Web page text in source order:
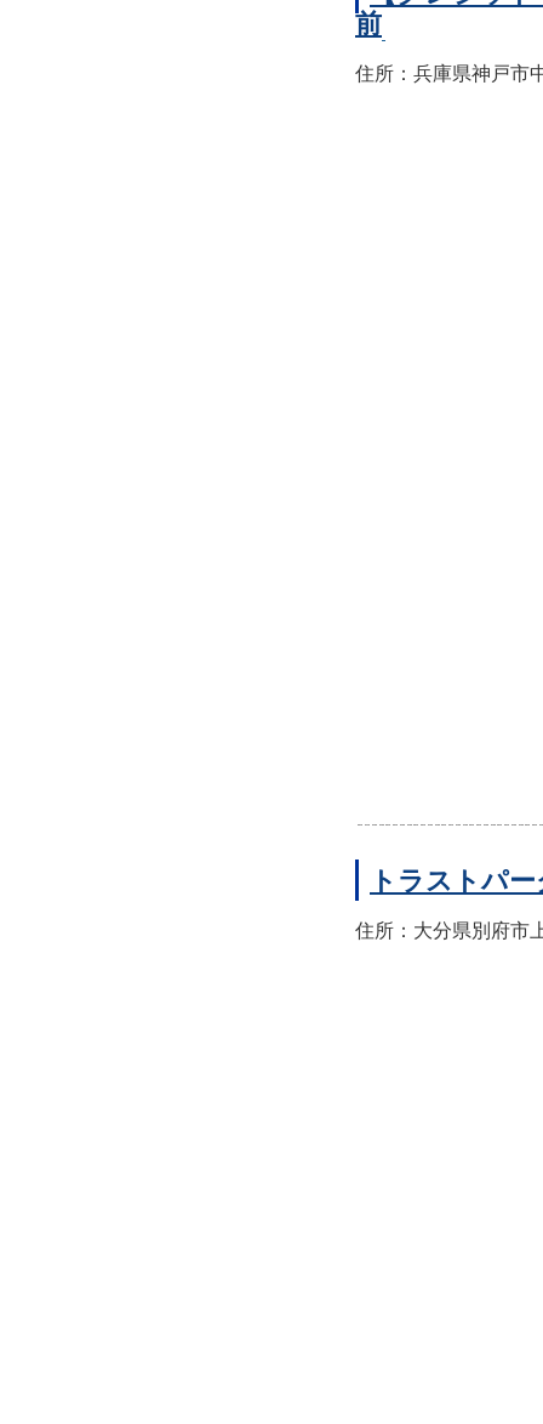
前
住所：兵庫県神戸市
トラストパ
住所：大分県別府市